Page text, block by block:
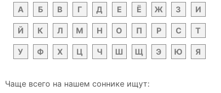
А
Б В Г Д Е Ё Ж З И
Й К Л М Н О П Р С Т
У Ф Х Ц Ч Ш Щ Э Ю Я
Чаще всего на нашем соннике ищут: